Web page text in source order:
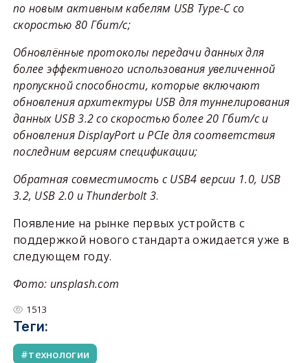
по новым активным кабелям USB Type-C со
скоростью 80 Гбит/с;
Обновлённые протоколы передачи данных для
более эффективного использования увеличенной
пропускной способности, которые включают
обновления архитектуры USB для туннелирования
данных USB 3.2 со скоростью более 20 Гбит/с и
обновления DisplayPort и PCIe для соответствия
последним версиям спецификации;
Обратная совместимость с USB4 версии 1.0, USB
3.2, USB 2.0 и Thunderbolt 3.
Появление на рынке первых устройств с
поддержкой нового стандарта ожидается уже в
следующем году.
Фото: unsplash.com
1513
Теги:
технологии